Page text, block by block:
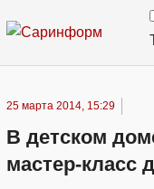
25 марта 2014, 15:29
В детском
мастер-